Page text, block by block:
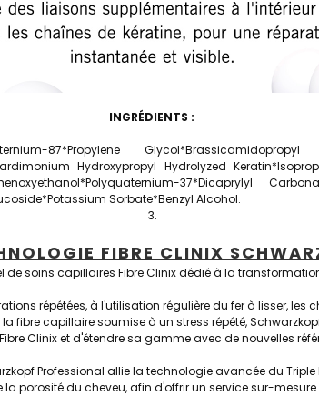
INGRÉDIENTS :
87*Propylene Glycol*Brassicamidopropyl
Hydroxypropyl Hydrolyzed
37*Dicaprylyl
Sorbate*Benzyl Alcohol.
FIBRE CLINIX
soins capillaires Fibre Clinix dédié à la
répétées, à l'utilisation régulière du fer à lisser, les
fibre capillaire soumise à un stress répété,
Clinix et d'étendre sa gamme avec de nouvelles
Professional allie la technologie avancée du
porosité du cheveu, afin d'offrir un service sur-